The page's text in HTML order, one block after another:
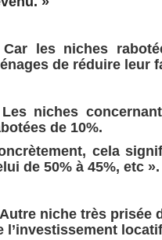
les niches
de réduire leur
niches
de 10%.
cela
de 50% à 45%, etc ».
niche très prisée
l’investissement